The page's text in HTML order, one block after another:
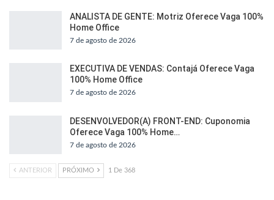
ANALISTA DE GENTE: Motriz Oferece Vaga 100%
Home Office
7 de agosto de 2026
EXECUTIVA DE VENDAS: Contajá Oferece Vaga
100% Home Office
7 de agosto de 2026
DESENVOLVEDOR(A) FRONT-END: Cuponomia
Oferece Vaga 100% Home…
7 de agosto de 2026
ANTERIOR PRÓXIMO 1 De 368